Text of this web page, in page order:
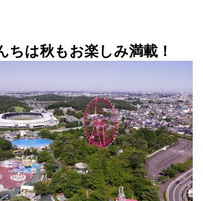
ちは秋もお楽しみ満載！